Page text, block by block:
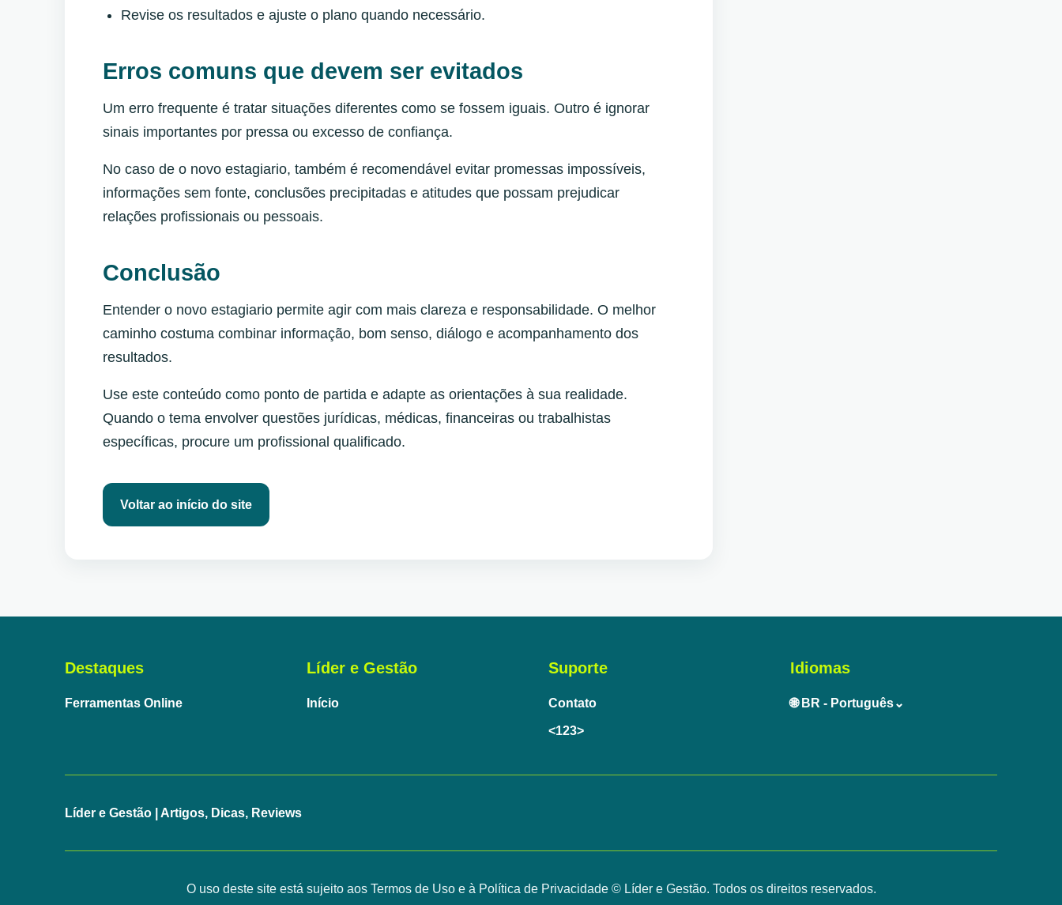
Revise os resultados e ajuste o plano quando necessário.
Erros comuns que devem ser evitados
Um erro frequente é tratar situações diferentes como se fossem iguais. Outro é ignorar
sinais importantes por pressa ou excesso de confiança.
No caso de o novo estagiario, também é recomendável evitar promessas impossíveis,
informações sem fonte, conclusões precipitadas e atitudes que possam prejudicar
relações profissionais ou pessoais.
Conclusão
Entender o novo estagiario permite agir com mais clareza e responsabilidade. O melhor
caminho costuma combinar informação, bom senso, diálogo e acompanhamento dos
resultados.
Use este conteúdo como ponto de partida e adapte as orientações à sua realidade.
Quando o tema envolver questões jurídicas, médicas, financeiras ou trabalhistas
específicas, procure um profissional qualificado.
Voltar ao início do site
Destaques
Ferramentas Online
Líder e Gestão
Início
Suporte
Contato
<123>
Idiomas
🌐 BR - Português⌄
Líder e Gestão | Artigos, Dicas, Reviews
O uso deste site está sujeito aos Termos de Uso e à Política de Privacidade © Líder e Gestão. Todos os direitos reservados.